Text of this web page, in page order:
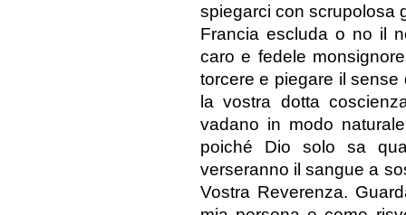
spiegarci con scrupolosa
Francia escluda o no il
caro e fedele
torcere e piegare il
la vostra dotta
vadano in modo
poiché Dio solo sa
verseranno il sangue a
Vostra Reverenza.